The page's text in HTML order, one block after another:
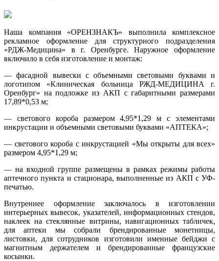
Наша компания «ОРЕНЗНАКЪ» выполнила комплексное
рекламное оформление для структурного подразделения
«РДЖ-Медицина» в г. Оренбурге. Наружное оформление
включило в себя изготовление и монтаж:
— фасадной вывески с объемными световыми буквами и
логотипом «Клиническая больница РЖД-МЕДИЦИНА г.
Оренбург» на подложке из АКП с габаритными размерами
17,89*0,53 м;
— светового короба размером 4,95*1,29 м с элементами
инкрустации и объемными световыми буквами «АПТЕКА»;
— светового короба с инкрустацией «Мы открыты для всех»
размером 4,95*1,29 м;
— на входной группе размещены в рамках режимы работы
аптечного пункта и стационара, выполненные из АКП с УФ-
печатью.
Внутреннее оформление заключалось в изготовлении
интерьерных вывесок, указателей, информационных стендов,
наклеек на стеклянные витрины, навигационных табличек,
для аптеки мы собрали брендированные монетницы,
листовки, для сотрудников изготовили именные бейджи с
магнитным держателем и брендированные французские
косынки.